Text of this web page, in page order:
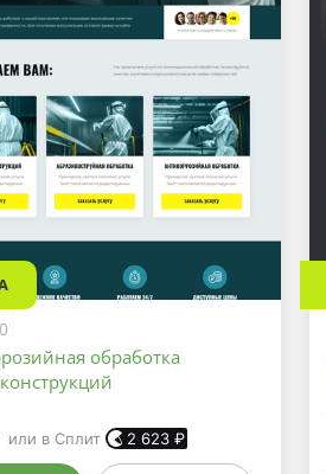
обработка
или в Сплит 2 623₽